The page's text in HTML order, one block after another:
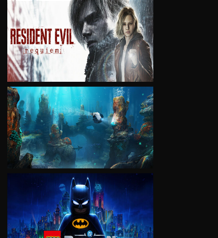
VIEW
VIEW
VIEW